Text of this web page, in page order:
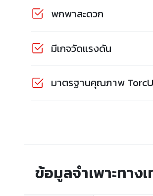
พกพาสะดวก
มีเกจวัดแรงดัน
มาตรฐานคุณภาพ
ข้อมูลจำเพาะทาง